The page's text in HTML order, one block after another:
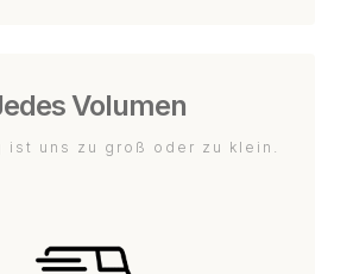
Volumen
ist uns zu groß oder zu klein.